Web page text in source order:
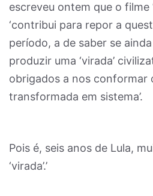
escreveu ontem que o filme
‘contribui para repor a
período, a de saber se
produzir uma ‘virada’
obrigados a nos conformar
transformada em sistema’.
Pois é, seis anos de Lula,
‘virada’.’